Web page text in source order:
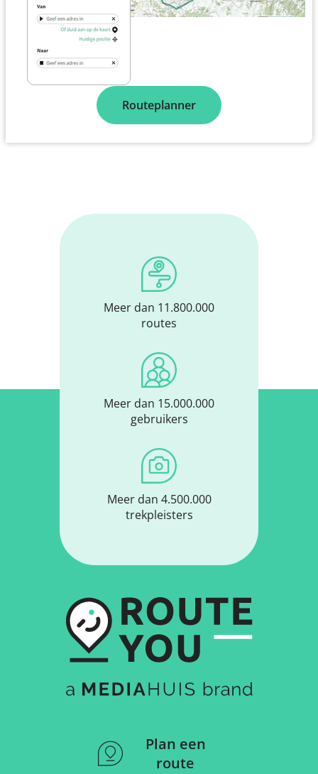
Routeplanner
Meer dan 11.800.000
routes
Meer dan 15.000.000
gebruikers
Meer dan 4.500.000
trekpleisters
Plan een
route